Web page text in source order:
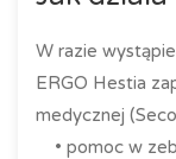
W razie
ERGO Hestia
medycznej
• pomoc w